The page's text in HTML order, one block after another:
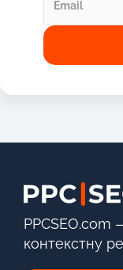
PPCSEO.com
контекстну